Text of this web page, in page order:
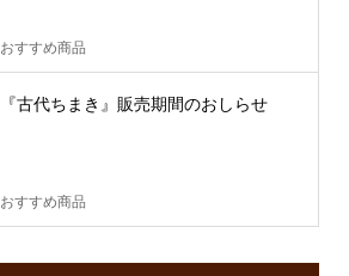
おすすめ商品
『古代ちまき』販売期間のおしらせ
おすすめ商品